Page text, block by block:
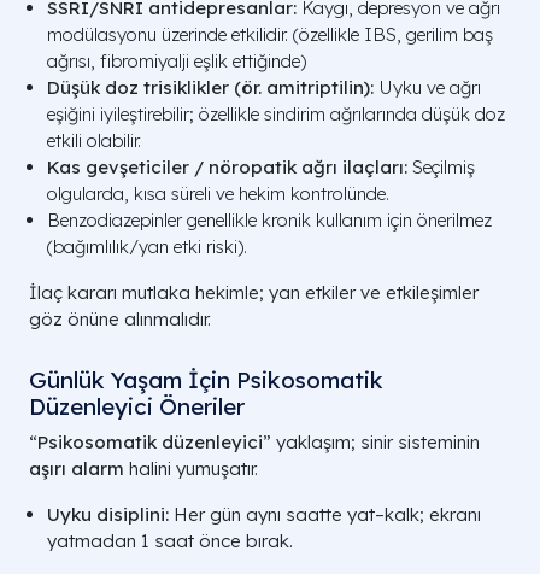
SSRI/SNRI antidepresanlar: Kaygı, depresyon ve ağrı
modülasyonu üzerinde etkilidir. (özellikle IBS, gerilim baş
ağrısı, fibromiyalji eşlik ettiğinde)
Düşük doz trisiklikler (ör. amitriptilin): Uyku ve ağrı
eşiğini iyileştirebilir; özellikle sindirim ağrılarında düşük doz
etkili olabilir.
Kas gevşeticiler / nöropatik ağrı ilaçları: Seçilmiş
olgularda, kısa süreli ve hekim kontrolünde.
Benzodiazepinler genellikle kronik kullanım için önerilmez
(bağımlılık/yan etki riski).
İlaç kararı mutlaka hekimle; yan etkiler ve etkileşimler
göz önüne alınmalıdır.
Günlük Yaşam İçin Psikosomatik
Düzenleyici Öneriler
“Psikosomatik düzenleyici” yaklaşım; sinir sisteminin
aşırı alarm halini yumuşatır.
Uyku disiplini: Her gün aynı saatte yat–kalk; ekranı
yatmadan 1 saat önce bırak.